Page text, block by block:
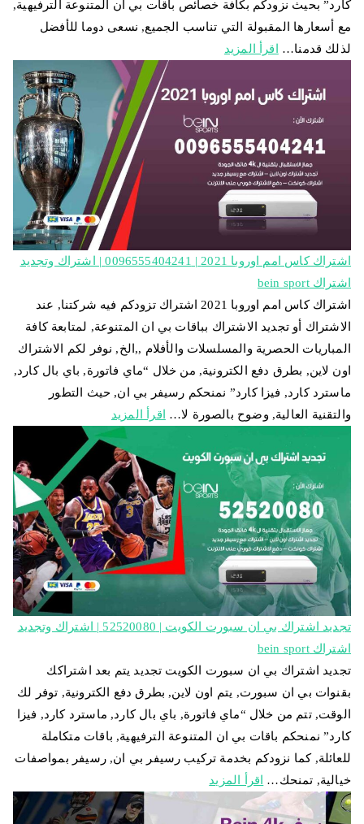
كارد” بحيث نزودكم بكافة خصائص باقات بي ان المتنوعة الترفيهية,
مع أسعارها المقبولة التي تناسب الجميع, نسعى دوما للأفضل
لذلك قدمنا…
اقرأ المزيد
اشتراك كاس امم اوروبا 2021 | 0096555404241 | اشتراك وتجديد
اشتراك bein sport
اشتراك كاس امم اوروبا 2021 اشتراك تزودكم فيه شركتنا, عند
الاشتراك أو تجديد الاشتراك بباقات بي ان المتنوعة, لمتابعة كافة
المباريات الحصرية والمسلسلات والأفلام ,,الخ, نوفر لكم الاشتراك
اون لاين, بطرق دفع الكترونية, من خلال “ماي فاتورة, باي بال كارد,
ماسترد كارد, فيزا كارد” نمنحكم رسيفر بي ان, حيث التطور
والتقنية العالية, وضوح بالصورة لا…
اقرأ المزيد
تجديد اشتراك بي ان سبورت الكويت | 52520080 | اشتراك وتجديد
اشتراك bein sport
تجديد اشتراك بي ان سبورت الكويت تجديد يتم بعد اشتراكك
بقنوات بي ان سبورت, يتم اون لاين, بطرق دفع الكترونية, توفر لك
الوقت, تتم من خلال “ماي فاتورة, باي بال كارد, ماسترد كارد, فيزا
كارد” نمنحكم باقات بي ان المتنوعة الترفيهية, باقات متكاملة
للعائلة, كما نزودكم بخدمة تركيب رسيفر بي ان, رسيفر بمواصفات
خيالية, تمنحك…
اقرأ المزيد